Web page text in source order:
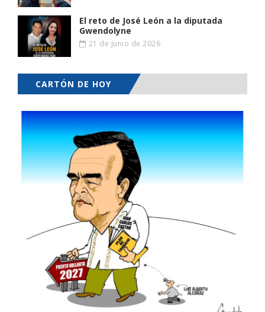
El reto de José León a la diputada
Gwendolyne
21 de junio de 2026
CARTÓN DE HOY